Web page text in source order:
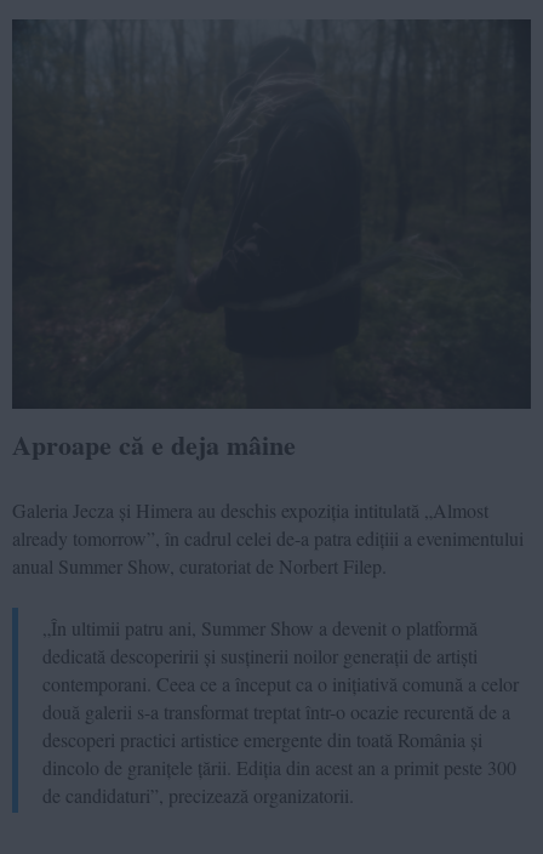
Aproape că e deja mâine
Galeria Jecza și Himera au deschis expoziția intitulată „Almost
already tomorrow”, în cadrul celei de-a patra edițiii a evenimentului
anual Summer Show, curatoriat de Norbert Filep.
„În ultimii patru ani, Summer Show a devenit o platformă
dedicată descoperirii și susținerii noilor generații de artiști
contemporani. Ceea ce a început ca o inițiativă comună a celor
două galerii s-a transformat treptat într-o ocazie recurentă de a
descoperi practici artistice emergente din toată România și
dincolo de granițele țării. Ediția din acest an a primit peste 300
de candidaturi”, precizează organizatorii.